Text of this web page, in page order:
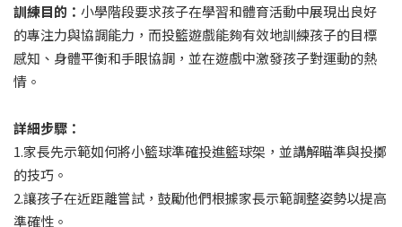
訓練目的： 小學階段要求孩子在學習和體育活動中展現出良好
的專注力與協調能力，而投籃遊戲能夠有效地訓練孩子的目標
感知、身體平衡和手眼協調，並在遊戲中激發孩子對運動的熱
情。
詳細步驟：
1.家長先示範如何將小籃球準確投進籃球架，並講解瞄準與投擲
的技巧。
2.讓孩子在近距離嘗試，鼓勵他們根據家長示範調整姿勢以提高
準確性。